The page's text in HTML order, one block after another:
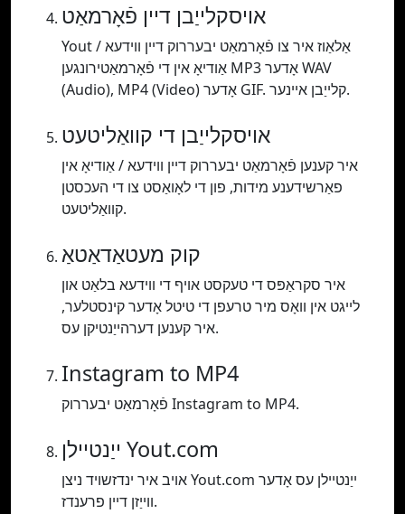
אויסקלייַבן דיין פֿאָרמאַט
Yout אַלאַוז איר צו פֿאָרמאַט יבעררוק דיין ווידעא /
אַודיאָ אין די פֿאָרמאַטירונגען MP3 אָדער WAV
(Audio), MP4 (Video) אָדער GIF. קלייַבן איינער.
אויסקלייַבן די קוואַליטעט
איר קענען פֿאָרמאַט יבעררוק דיין ווידעא / אַודיאָ אין
פאַרשידענע מידות, פון די לאָואַסט צו די העכסטן
קוואַליטעט.
קוק מעטאַדאַטאַ
איר סקראַפּס די טעקסט אויף די ווידעא בלאַט און
לייגט אין וואָס מיר טרעפן די טיטל אָדער קינסטלער,
איר קענען דערהייַנטיקן עס.
Instagram to MP4
פֿאָרמאַט יבעררוק Instagram to MP4.
ייַנטיילן Yout.com
אויב איר ינדזשויד ניצן Yout.com ייַנטיילן עס אָדער
ווייַזן דיין פרענדז.